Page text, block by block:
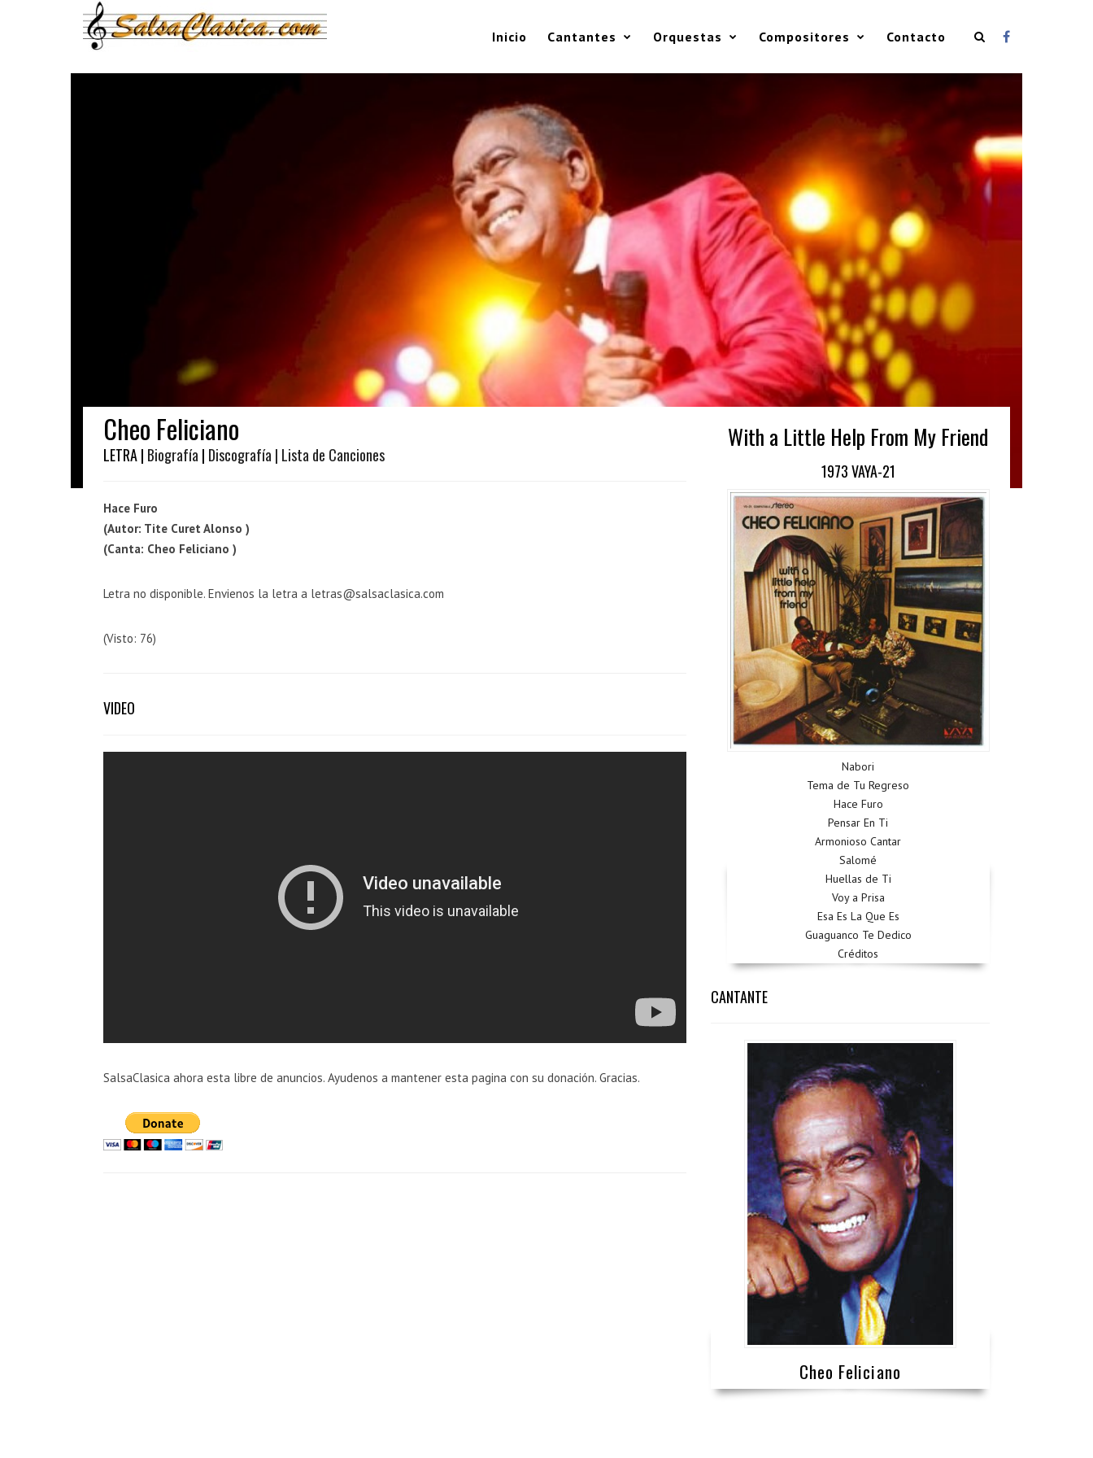
Inicio Cantantes Orquestas Compositores Contacto
Cheo Feliciano
LETRA | Biografía | Discografía | Lista de Canciones
Hace Furo
(Autor: Tite Curet Alonso )
(Canta: Cheo Feliciano )
Letra no disponible. Envienos la letra a letras@salsaclasica.com
(Visto: 76)
VIDEO
SalsaClasica ahora esta libre de anuncios. Ayudenos a mantener esta pagina con su donación. Gracias.
With a Little Help From My Friend
1973 VAYA-21
Nabori
Tema de Tu Regreso
Hace Furo
Pensar En Ti
Armonioso Cantar
Salomé
Huellas de Ti
Voy a Prisa
Esa Es La Que Es
Guaguanco Te Dedico
Créditos
CANTANTE
Cheo Feliciano